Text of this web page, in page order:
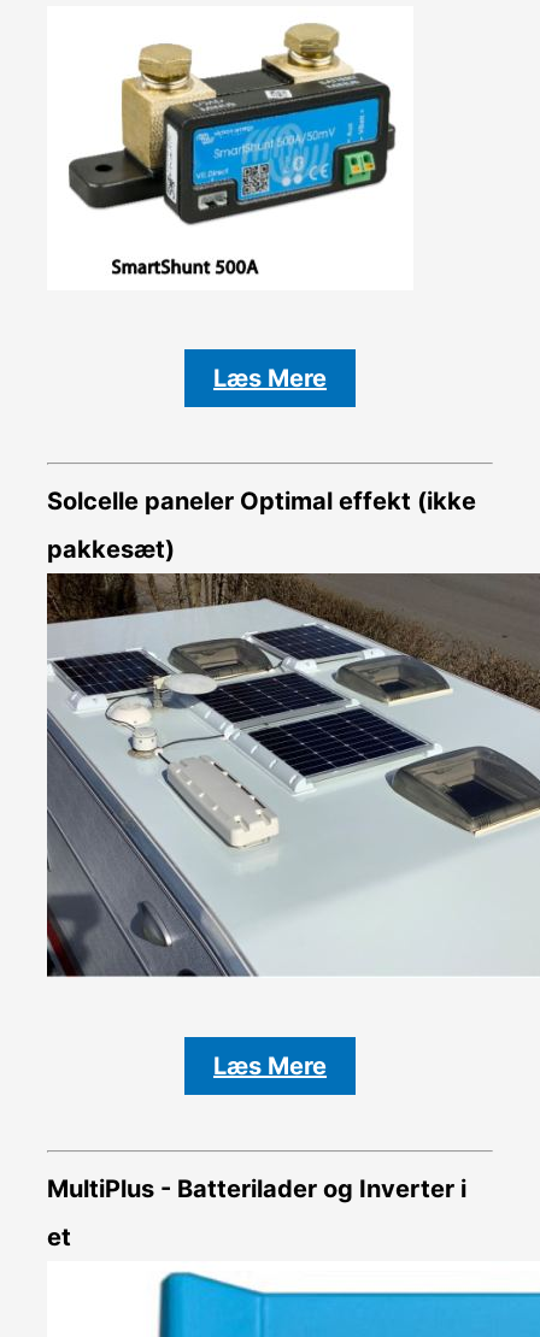
Læs Mere
Solcelle paneler Optimal effekt (ikke
pakkesæt)
Læs Mere
MultiPlus - Batterilader og Inverter i
et